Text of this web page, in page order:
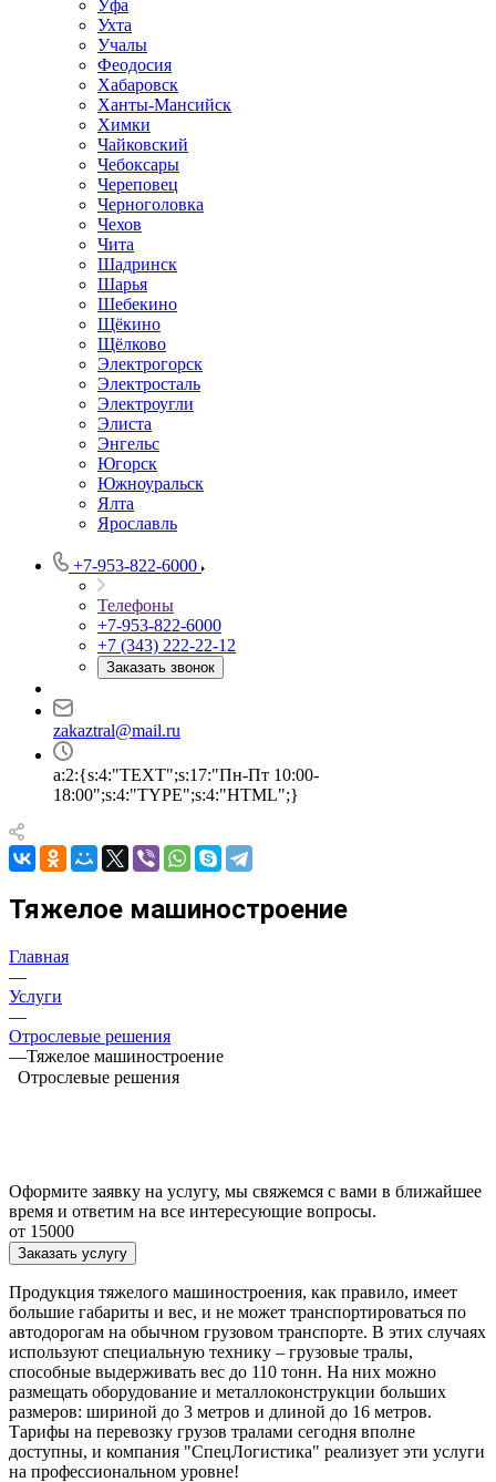
Уфа
Ухта
Учалы
Феодосия
Хабаровск
Ханты-Мансийск
Химки
Чайковский
Чебоксары
Череповец
Черноголовка
Чехов
Чита
Шадринск
Шарья
Шебекино
Щёкино
Щёлково
Электрогорск
Электросталь
Электроугли
Элиста
Энгельс
Югорск
Южноуральск
Ялта
Ярославль
+7-953-822-6000
Телефоны
+7-953-822-6000
+7 (343) 222-22-12
Заказать звонок
zakaztral@mail.ru
a:2:{s:4:"TEXT";s:17:"Пн-Пт 10:00-
18:00";s:4:"TYPE";s:4:"HTML";}
Тяжелое машиностроение
Главная
—
Услуги
—
Отрослевые решения
—Тяжелое машиностроение
Отрослевые решения
Оформите заявку на услугу, мы свяжемся с вами в ближайшее
время и ответим на все интересующие вопросы.
от 15000
Заказать услугу
Продукция тяжелого машиностроения, как правило, имеет
большие габариты и вес, и не может транспортироваться по
автодорогам на обычном грузовом транспорте. В этих случаях
используют специальную технику – грузовые тралы,
способные выдерживать вес до 110 тонн. На них можно
размещать оборудование и металлоконструкции больших
размеров: шириной до 3 метров и длиной до 16 метров.
Тарифы на перевозку грузов тралами сегодня вполне
доступны, и компания "СпецЛогистика" реализует эти услуги
на профессиональном уровне!